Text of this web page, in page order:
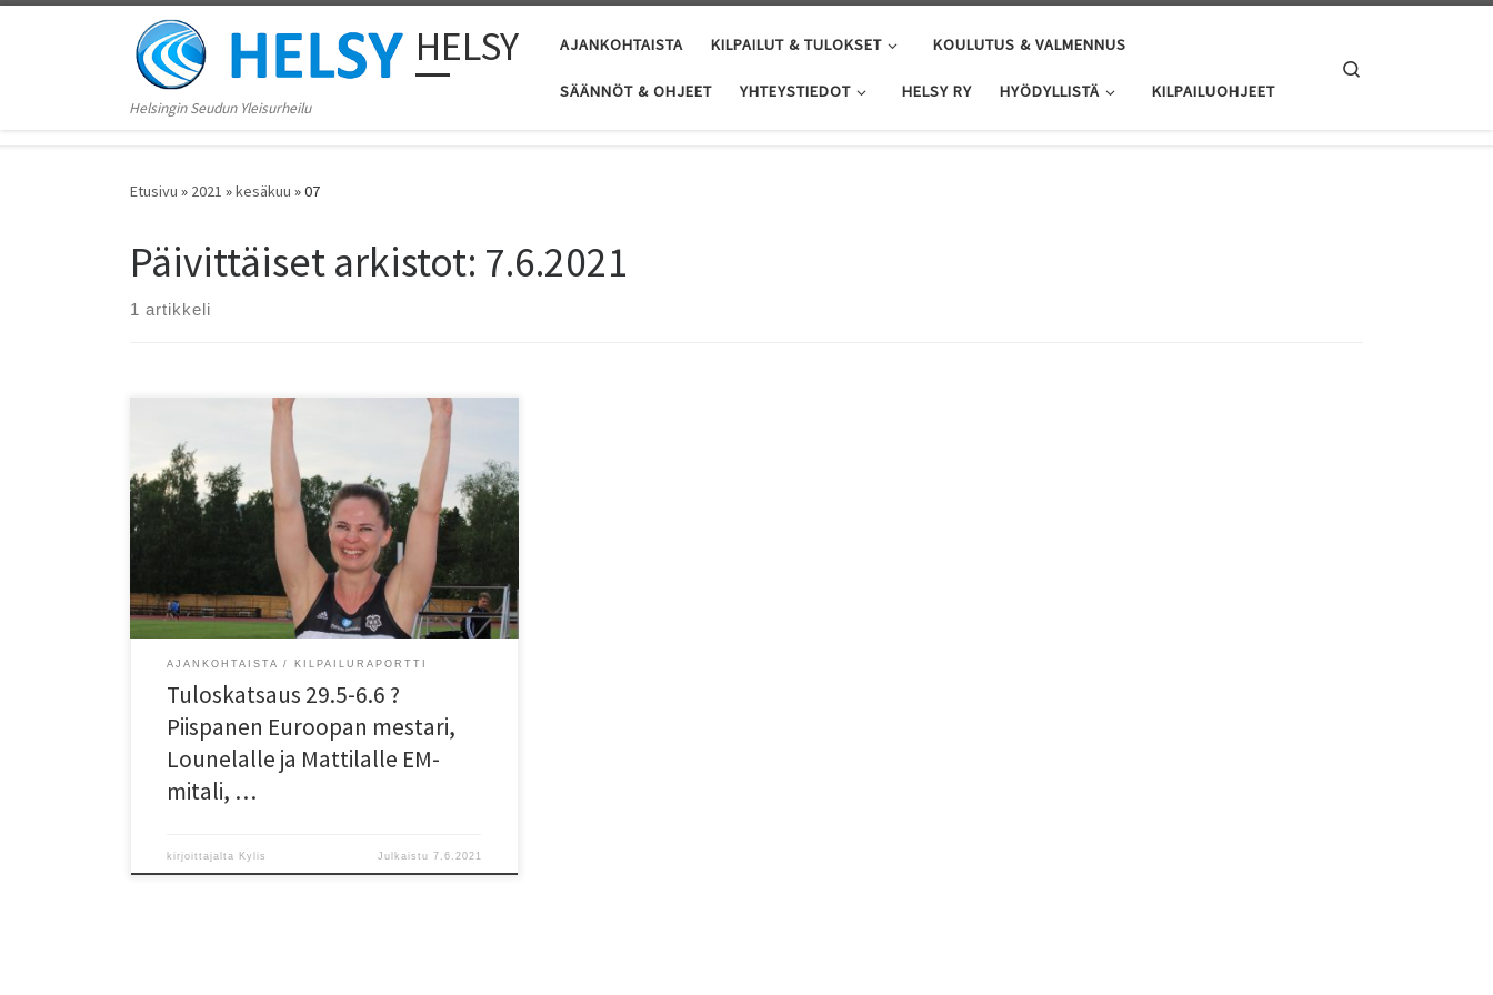
HELSY
Helsingin Seudun Yleisurheilu
AJANKOHTAISTA KILPAILUT & TULOKSET KOULUTUS & VALMENNUS
SÄÄNNÖT & OHJEET YHTEYSTIEDOT HELSY RY HYÖDYLLISTÄ KILPAILUOHJEET
Etusivu » 2021 »kesäkuu »07
Päivittäiset arkistot: 7.6.2021
1 artikkeli
Paraurheilun EM-kilpailut olivat menestyksekk??t
Suomelle kuin piirillemmekin. Espoon Tapioiden Toni
Piispanen kelasi kultaa T51 100 metrillä, ja sai myös
hopeaa 200 metrillä. Tapioiden Esa-Pekka Mattila
kelasi EM-pronssia ja Helsingin Kisa-Veikkojen Iida
Lounela juoksi EM-pronssia. Jyväskylän Motonet GP:ssä
HKV:n Topi Raitanen juoksi kauden kärkiajan. Raitanen
pääsi l?helle Tapioiden Vesa Siivosen piiriennätystä
[…]
AJANKOHTAISTA KILPAILURAPORTTI
Tuloskatsaus 29.5-6.6 ?
Piispanen Euroopan mestari,
Lounelalle ja Mattilalle EM-
mitali, …
kirjoittajalta Kylis Julkaistu 7.6.2021